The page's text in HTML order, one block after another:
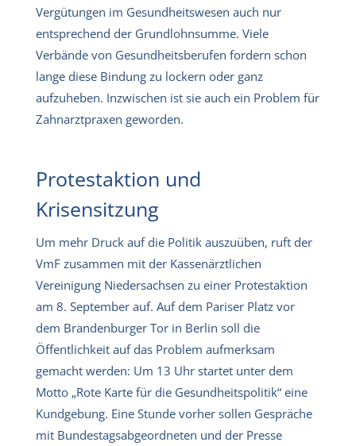
Vergütungen im Gesundheitswesen auch nur
entsprechend der Grundlohnsumme. Viele
Verbände von Gesundheitsberufen fordern schon
lange diese Bindung zu lockern oder ganz
aufzuheben. Inzwischen ist sie auch ein Problem für
Zahnarztpraxen geworden.
Protestaktion und
Krisensitzung
Um mehr Druck auf die Politik auszuüben, ruft der
VmF zusammen mit der Kassenärztlichen
Vereinigung Niedersachsen zu einer Protestaktion
am 8. September auf. Auf dem Pariser Platz vor
dem Brandenburger Tor in Berlin soll die
Öffentlichkeit auf das Problem aufmerksam
gemacht werden: Um 13 Uhr startet unter dem
Motto „Rote Karte für die Gesundheitspolitik“ eine
Kundgebung. Eine Stunde vorher sollen Gespräche
mit Bundestagsabgeordneten und der Presse